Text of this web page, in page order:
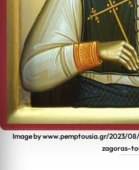
Image by www.pemptousia.gr/2023/
zagoras-